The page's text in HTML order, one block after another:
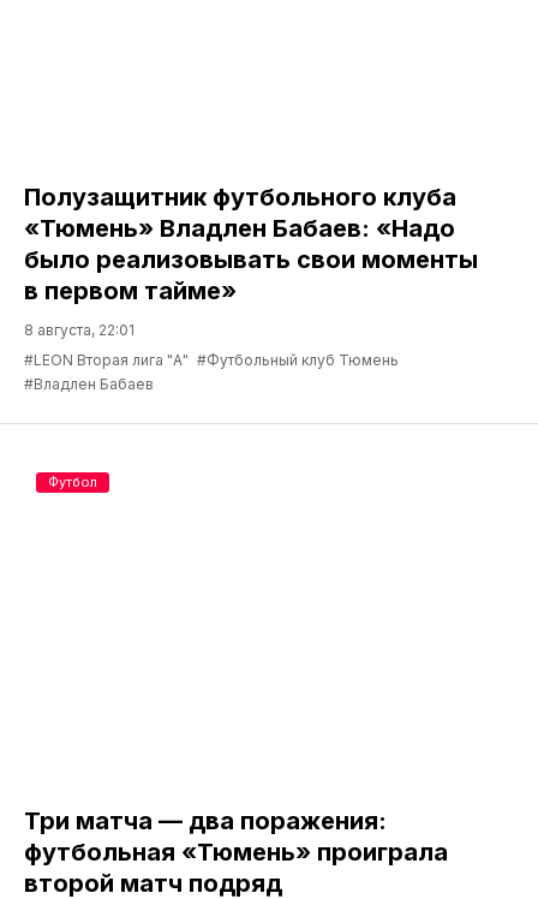
Полузащитник футбольного клуба
«Тюмень» Владлен Бабаев: «Надо
было реализовывать свои моменты
в первом тайме»
8 августа, 22:01
#LEON Вторая лига "А" #Футбольный клуб Тюмень
#Владлен Бабаев
Три матча — два поражения:
футбольная «Тюмень» проиграла
второй матч подряд
Футбол